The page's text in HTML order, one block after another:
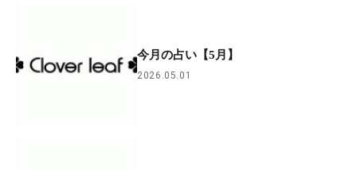
今月の占い【5月】
2026.05.01